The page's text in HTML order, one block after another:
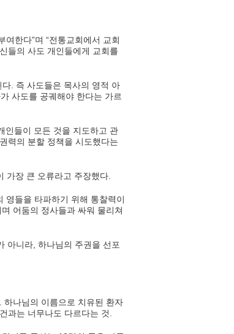
한다”며 “전통교회에서 교회
들의 사도 개인들에게 교회를
. 즉 사도들은 목사의 영적 아
사도를 공궤해야 한다는 가르
인들이 모든 것을 지도하고 관
력의 분할 정책을 시도했다는
가장 큰 오류라고 주장했다.
영들을 타파하기 위해 통찰력이
어둠의 정사들과 싸워 물리쳐
아니라, 하나님의 주권을 선포
하나님의 이름으로 치유된 환자
과는 너무나도 다르다는 것.